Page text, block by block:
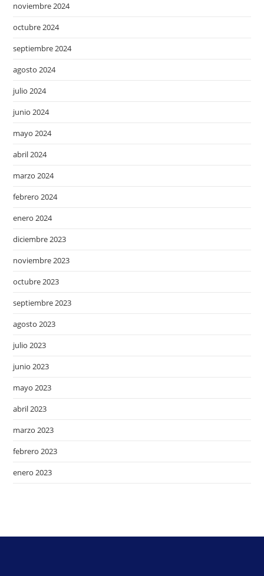
noviembre 2024
octubre 2024
septiembre 2024
agosto 2024
julio 2024
junio 2024
mayo 2024
abril 2024
marzo 2024
febrero 2024
enero 2024
diciembre 2023
noviembre 2023
octubre 2023
septiembre 2023
agosto 2023
julio 2023
junio 2023
mayo 2023
abril 2023
marzo 2023
febrero 2023
enero 2023